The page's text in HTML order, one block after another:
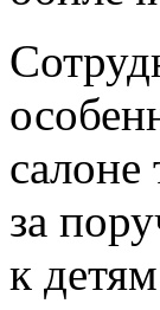
салоне
за
к